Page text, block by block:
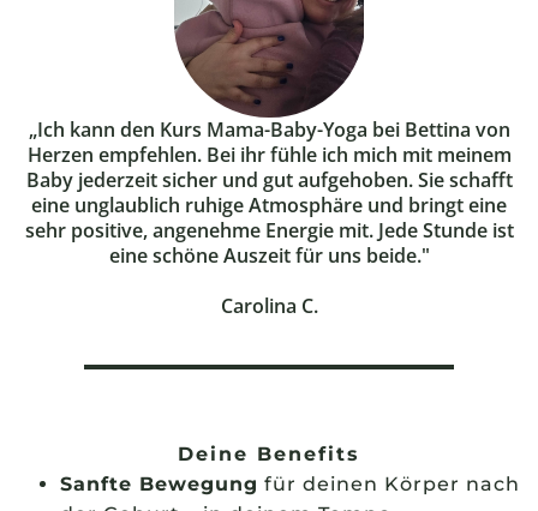
„Ich kann den Kurs Mama-Baby-Yoga bei Bettina von
Herzen empfehlen. Bei ihr fühle ich mich mit meinem
Baby jederzeit sicher und gut aufgehoben. Sie schafft
eine unglaublich ruhige Atmosphäre und bringt eine
sehr positive, angenehme Energie mit. Jede Stunde ist
eine schöne Auszeit für uns beide."
Carolina C.
Deine Benefits
Sanfte Bewegung für deinen Körper nach